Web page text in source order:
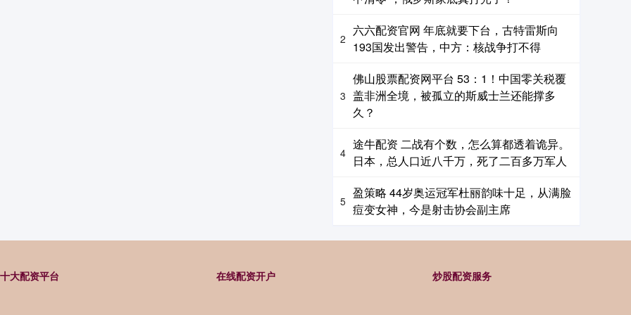
2
六六配资官网 年底就要下台，古特雷斯向
193国发出警告，中方：核战争打不得
3
佛山股票配资网平台 53：1！中国零关税覆
盖非洲全境，被孤立的斯威士兰还能撑多
久？
4
途牛配资 二战有个数，怎么算都透着诡异。
日本，总人口近八千万，死了二百多万军人
5
盈策略 44岁奥运冠军杜丽韵味十足，从满脸
痘变女神，今是射击协会副主席
十大配资平台 在线配资开户 炒股配资服务